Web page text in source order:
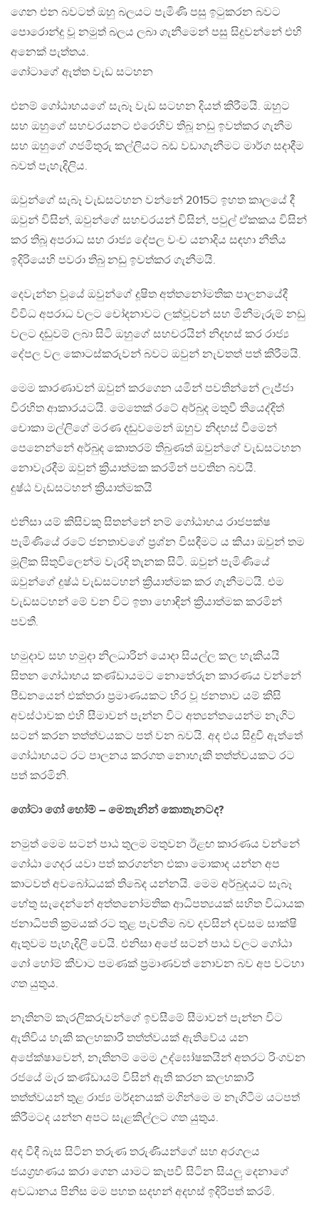
ගෙන එන බවටත් ඔහු බලයට පැමිණි පසු ඉටුකරන බවට
පොරොන්දු වූ නමුත් බලය ලබා ගැනීමෙන් පසු සිදුවන්නේ එහි
අනෙක් පැත්තය.
ගෝටාගේ ඇත්ත වැඩ සටහන
එනම් ගෝඨාභයගේ සැබෑ වැඩ සටහන දියත් කිරීමයි. ඔහුට
සහ ඔහුගේ සහචරයනට එරෙහිව තිබූ නඩු ඉවත්කර ගැනීම
සහ ඔහුගේ ගජමිතුරු කල්ලියට බඩ වඩාගැනීමට මාර්ග සදාදීම
බවත් පැහැදිලිය.
ඔවුන්ගේ සැබෑ වැඩසටහන වන්නේ 2015ට ඉහත කාලයේ දී
ඔවුන් විසින්, ඔවුන්ගේ සහචරයන් විසින්, පවුල් ඒකකය විසින්
කර තිබූ අපරාධ සහ රාජ්‍ය දේපල වංච යනාදිය සඳහා නීතිය
ඉදිරියෙහි පවරා තිබු නඩු ඉවත්කර ගැනීමයි.
දෙවැන්න වූයේ ඔවුන්ගේ දූෂිත අත්තනෝමතික පාලනයේදී
විවිධ අපරාධ වලට චෝදනාවට ලක්වූවන් සහ මිනීමැරුම් නඩු
වලට දඬුවම් ලබා සිටි ඔහුගේ සහචරයින් නිදහස් කර රාජ්‍ය
දේපල වල කොටස්කරුවන් බවට ඔවුන් නැවතත් පත් කිරීමයි.
මෙම කාරණාවන් ඔවුන් කරගෙන යමින් පවතින්නේ ලැජ්ජා
විරහිත ආකාරයටයි. මෙතෙක් රටේ අර්බුද මතුවී තියෙද්දිත්
චොකා මල්ලිගේ මරණ දඬුවමෙන් ඔහුව නිදහස් වීමෙන්
පෙනෙන්නේ අර්බුද කොතරම් තිබුණත් ඔවුන්ගේ වැඩසටහන
නොවැරදීම ඔවුන් ක්‍රියාත්මක කරමින් පවතින බවයි.
දුෂ්ඨ වැඩසටහන් ක්‍රියාත්මකයි
එනිසා යම් කිසිවකු සිතන්නේ නම් ගෝඨාභය රාජපක්ෂ
පැමිණියේ රටේ ජනතාවගේ ප්‍රශ්න විසඳීමට ය කියා ඔවුන් තම
මූලික සිතුවිලෙන්ම වැරදි තැනක සිටි. ඔවුන් පැමිණියේ
ඔවුන්ගේ දුෂ්ඨ වැඩසටහන් ක්‍රියාත්මක කර ගැනීමටයි. එම
වැඩසටහන් මේ වන විට ඉතා හොඳින් ක්‍රියාත්මක කරමින්
පවතී.
හමුදාව සහ හමුදා නිලධාරින් යොදා සියල්ල කල හැකියයි
සිතන ගෝඨාභය කණ්ඩායමට නොතේරුන කාරණය වන්නේ
පීඩනයෙන් එක්තරා ප්‍රමාණයකට හිර වූ ජනතාව යම් කිසි
අවස්ථාවක එහි සීමාවන් පැන්න විට අත්‍යන්තයෙන්ම නැගිට
සටන් කරන තත්ත්වයකට පත් වන බවයි. අද එය සිදුවී ඇත්තේ
ගෝඨාභයට රට පාලනය කරගත නොහැකි තත්ත්වයකට රට
පත් කරමිනි.
ගෝටා ගෝ හෝම් – මෙතැනින් කොතැනටද?
නමුත් මෙම සටන් පාඨ තුලම මතුවන ඊළඟ කාරණය වන්නේ
ගෝඨා ගෙදර යවා පත් කරගන්න එකා මොකාද යන්න අප
කාටවත් අවබෝධයක් තිබේද යන්නයි. මෙම අර්බුදයට සැබෑ
හේතු සැදෙන්නේ අත්තනෝමතික ආධිපත්‍යයක් සහිත විධායක
ජනාධිපති ක්‍රමයක් රට තුළ පැවතීම බව දවසින් දවසම සාක්ෂි
ඇතුවම පැහැදිලි වෙයි. එනිසා අපේ සටන් පාඨ වලට ගෝඨා
ගෝ හෝම් කීවාට පමණක් ප්‍රමාණවත් නොවන බව අප වටහා
ගත යුතුය.
නැතිනම් කැරලිකරුවන්ගේ ඉවසීමේ සීමාවන් පැන්න විට
ඇතිවිය හැකි කලහකාරී තත්ත්වයක් ඇතිවේය යන
අපේක්ෂාවෙන්, නැතිනම් මෙම උද්ඝෝෂකයින් අතරට රිංගවන
රජයේ මැර කණ්ඩායම් විසින් ඇති කරන කලහකාරී
තත්ත්වයන් තුළ රාජ්‍ය මර්දනයක් මගින්මෙ ම නැගිටීම යටපත්
කිරීමටද යන්න අපට සැළකිල්ලට ගත යුතුය.
අද වීදී බැස සිටින තරුණ තරුණියන්ගේ සහ අරගලය
ජයග්‍රහණය කරා ගෙන යාමට කැපවී සිටින සියලු දෙනාගේ
අවධානය පිනිස මම පහත සදහන් අදහස් ඉදිරිපත් කරමි.